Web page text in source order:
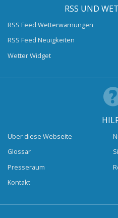
RSS UND
RSS Feed Wetterwarnungen
RSS Feed Neuigkeiten
Wetter Widget
Über diese Webseite
Glossar
Presseraum
Kontakt